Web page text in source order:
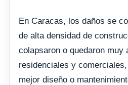
En Caracas, los daños se
de alta densidad de
colapsaron o quedaron muy
residenciales y
mejor diseño o